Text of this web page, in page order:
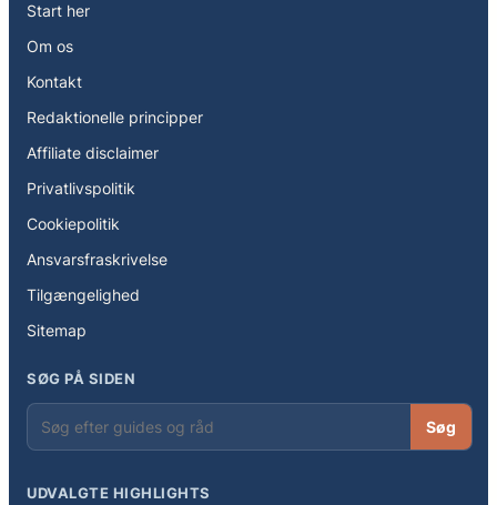
Start her
Om os
Kontakt
Redaktionelle principper
Affiliate disclaimer
Privatlivspolitik
Cookiepolitik
Ansvarsfraskrivelse
Tilgængelighed
Sitemap
SØG PÅ SIDEN
Søg
UDVALGTE HIGHLIGHTS